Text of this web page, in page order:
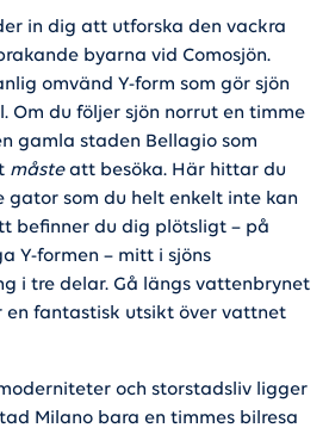
in dig att utforska den vackra
byarna vid Comosjön.
omvänd Y-form som gör sjön
Om du följer sjön norrut en timme
gamla staden Bellagio som
måsteatt besöka. Här hittar du
gator som du helt enkelt inte kan
befinner du dig plötsligt – på
Y-formen – mitt i sjöns
i tre delar. Gå längs vattenbrynet
en fantastisk utsikt över vattnet
och storstadsliv ligger
Milano bara en timmes bilresa